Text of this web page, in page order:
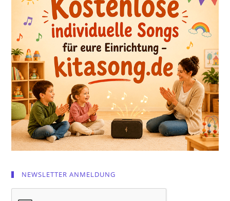
NEWSLETTER ANMELDUNG